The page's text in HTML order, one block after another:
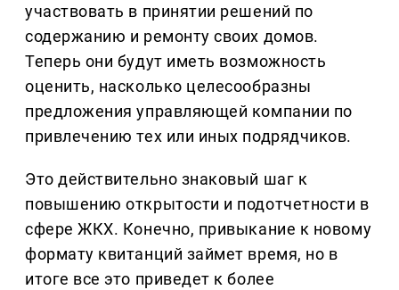
участвовать в принятии решений по
содержанию и ремонту своих домов.
Теперь они будут иметь возможность
оценить, насколько целесообразны
предложения управляющей компании по
привлечению тех или иных подрядчиков.
Это действительно знаковый шаг к
повышению открытости и подотчетности в
сфере ЖКХ. Конечно, привыкание к новому
формату квитанций займет время, но в
итоге все это приведет к более